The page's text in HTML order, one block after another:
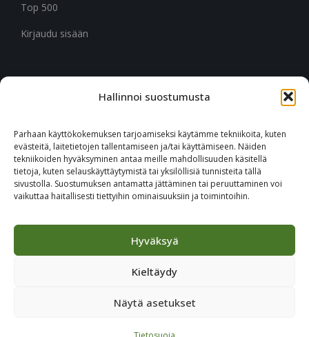
Hallinnoi suostumusta
Parhaan käyttökokemuksen tarjoamiseksi käytämme tekniikoita, kuten
evästeitä, laitetietojen tallentamiseen ja/tai käyttämiseen. Näiden
tekniikoiden hyväksyminen antaa meille mahdollisuuden käsitellä
tietoja, kuten selauskäyttäytymistä tai yksilöllisiä tunnisteita tällä
sivustolla. Suostumuksen antamatta jättäminen tai peruuttaminen voi
vaikuttaa haitallisesti tiettyihin ominaisuuksiin ja toimintoihin.
Hyväksyä
Kieltäydy
Näytä asetukset
Top 500
Kirjaudu sisään
CITYMARK SUOMI
02330 Espoo
+46 651 760 400
Tilaa Citymark-uutiskirje